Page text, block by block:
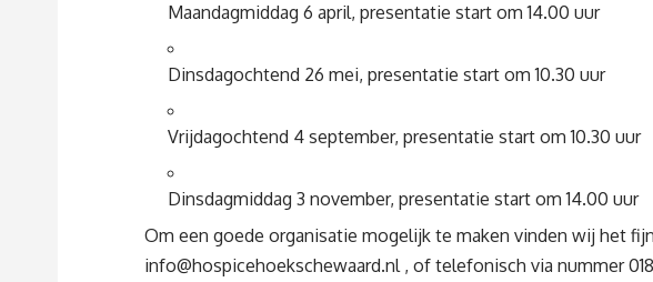
Maandagmiddag 6 april, presentatie start om 14.00 uur
Dinsdagochtend 26 mei, presentatie start om 10.30 uur
Vrijdagochtend 4 september, presentatie start om 10.30 uur
Dinsdagmiddag 3 november, presentatie start om 14.00 uur
Om een goede organisatie mogelijk te maken vinden wij het
info@hospicehoekschewaard.nl, of telefonisch via nummer